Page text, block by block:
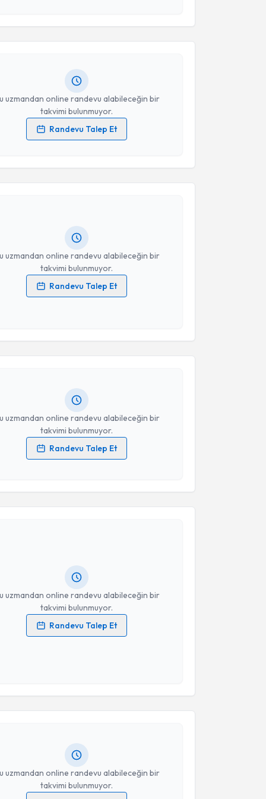
uzmandan online randevu alabileceğin bir
takvimi bulunmuyor.
Randevu Talep Et
verilerimin işlenmesine ilişkinAydınlatma Metni
uzmandan online randevu alabileceğin bir
takvimi bulunmuyor.
Randevu Talep Et
Talebi
verilerimin işlenmesine ilişkinAydınlatma Metni
Takvim Talebini Gönder
uzmandan online randevu alabileceğin bir
takvimi bulunmuyor.
Randevu Talep Et
için randevu takvimi talebi oluşturun. Size bu
almanız için bir takvim hazırlandığında e-
verilerimin işlenmesine ilişkinAydınlatma Metni
uzmandan online randevu alabileceğin bir
takvimi bulunmuyor.
Randevu Talep Et
Talebi
verilerimin işlenmesine ilişkinAydınlatma Metni
Takvim Talebini Gönder
uzmandan online randevu alabileceğin bir
takvimi bulunmuyor.
için randevu takvimi talebi oluşturun. Size bu
almanız için bir takvim hazırlandığında e-